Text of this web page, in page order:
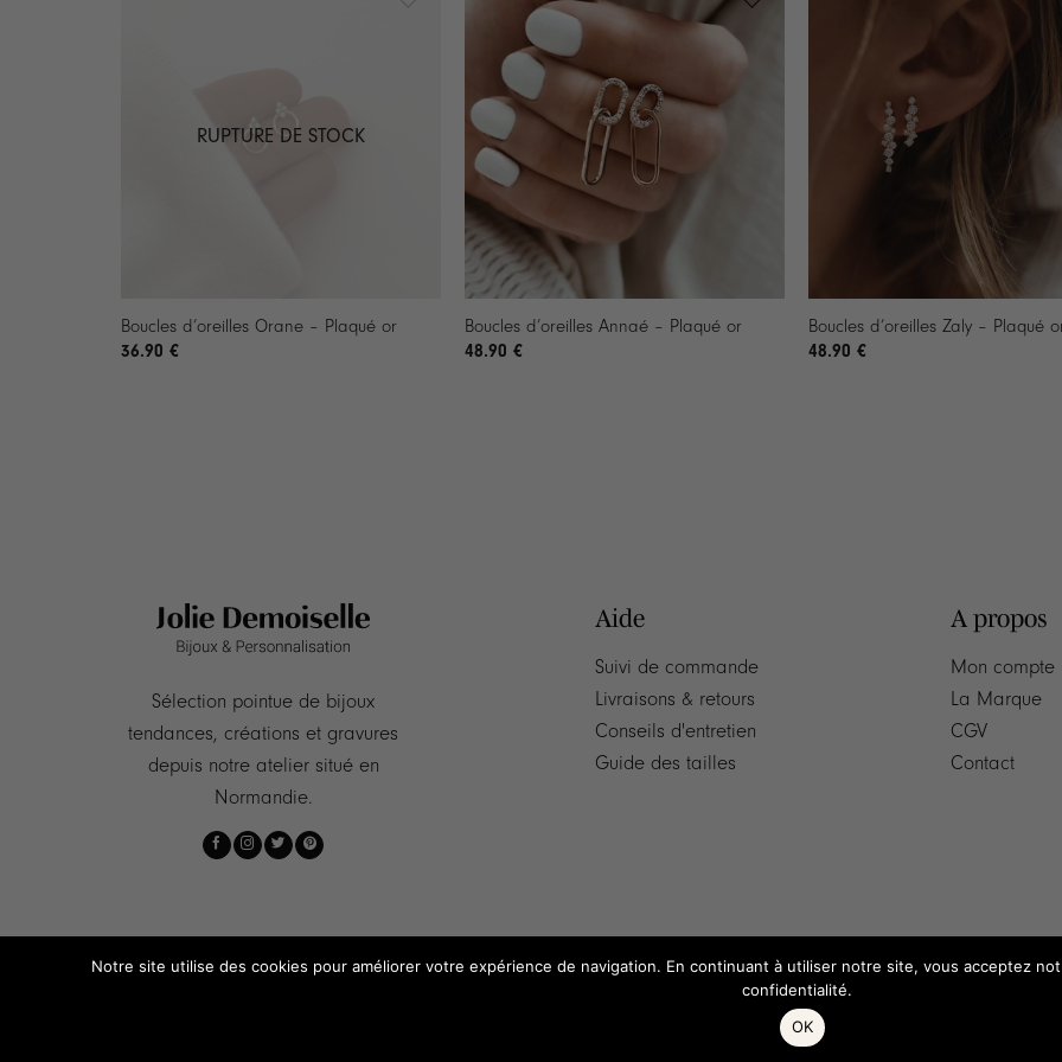
RUPTURE DE STOCK
Boucles d’oreilles Orane – Plaqué or
36.90 €
+
Boucles d’oreilles Annaé – Plaqué or
48.90 €
Boucles d’oreilles Zaly – Plaqué
48.90 €
Sélection pointue de bijoux
tendances, créations et gravures
depuis notre atelier situé en
Normandie.
Aide
Suivi de commande
Livraisons & retours
Conseils d'entretien
Guide des tailles
A propos
Mon compte
La Marque
CGV
Contact
Notre site utilise des cookies pour améliorer votre expérience de navigation. En continuant à utiliser notre site, vous acceptez
confidentialité.
OK